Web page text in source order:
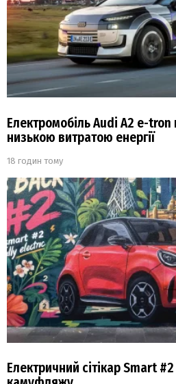
Електромобіль Audi A2 e-
низькою витратою енергії
18 годин тому
Електричний сітікар Smart